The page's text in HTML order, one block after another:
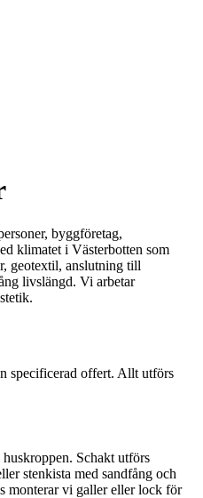
byggföretag,
klimatet i Västerbotten som
geotextil, anslutning till
livslängd. Vi arbetar
specificerad offert. Allt utförs
Schakt utförs
stenkista med sandfång och
monterar vi galler eller lock för